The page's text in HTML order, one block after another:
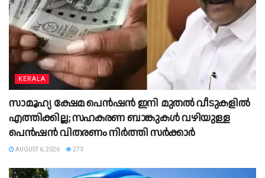
KERALA
സാമൂഹ്യ ക്ഷേമ പെൻഷൻ ഇനി മുതൽ വീടുകളിൽ
എത്തിക്കില്ല; സഹകരണ ബാങ്കുകൾ വഴിയുള്ള
പെൻഷൻ വിതരണം നിർത്തി സർക്കാർ
AUGUST 6, 2026 273